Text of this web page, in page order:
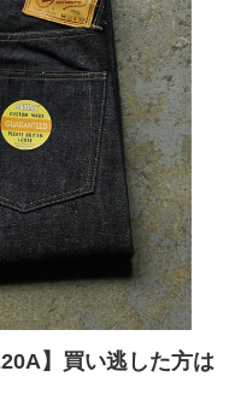
】買い逃した方は